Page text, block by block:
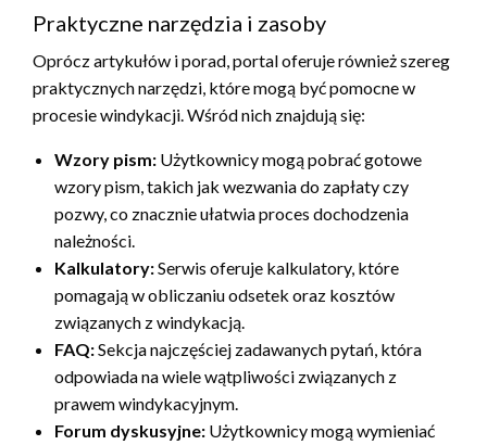
Praktyczne narzędzia i zasoby
Oprócz artykułów i porad, portal oferuje również szereg
praktycznych narzędzi, które mogą być pomocne w
procesie windykacji. Wśród nich znajdują się:
Wzory pism: Użytkownicy mogą pobrać gotowe
wzory pism, takich jak wezwania do zapłaty czy
pozwy, co znacznie ułatwia proces dochodzenia
należności.
Kalkulatory:Serwis oferuje kalkulatory, które
pomagają w obliczaniu odsetek oraz kosztów
związanych z windykacją.
FAQ:Sekcja najczęściej zadawanych pytań, która
odpowiada na wiele wątpliwości związanych z
prawem windykacyjnym.
Forum dyskusyjne: Użytkownicy mogą wymieniać